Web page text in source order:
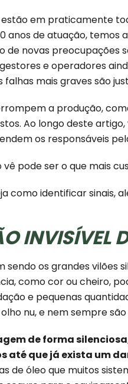
em praticamente
anos de atuação,
de novas preocupações
e operadores
mais graves são
a produção,
Ao longo deste
os responsáveis
pode ser o que mais
como identificar sinais,
INVISÍVEL
os grandes vilões
como cor ou cheiro,
e pequenas
nu, e nem sempre
de forma
até que já exista um
de óleo que muitos